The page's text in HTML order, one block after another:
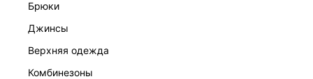
брюки
джинсы
верхняя одежда
комбинезоны